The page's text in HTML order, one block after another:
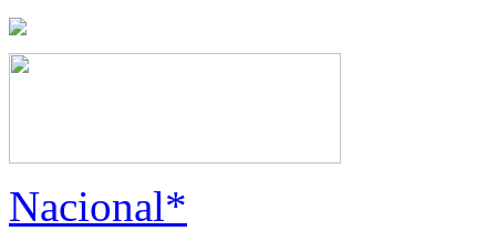
Nacional*